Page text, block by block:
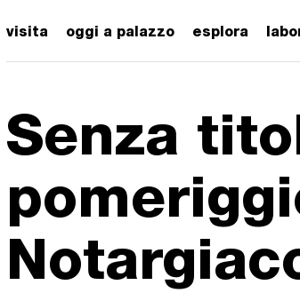
visita oggi a palazzo esplora
Senza